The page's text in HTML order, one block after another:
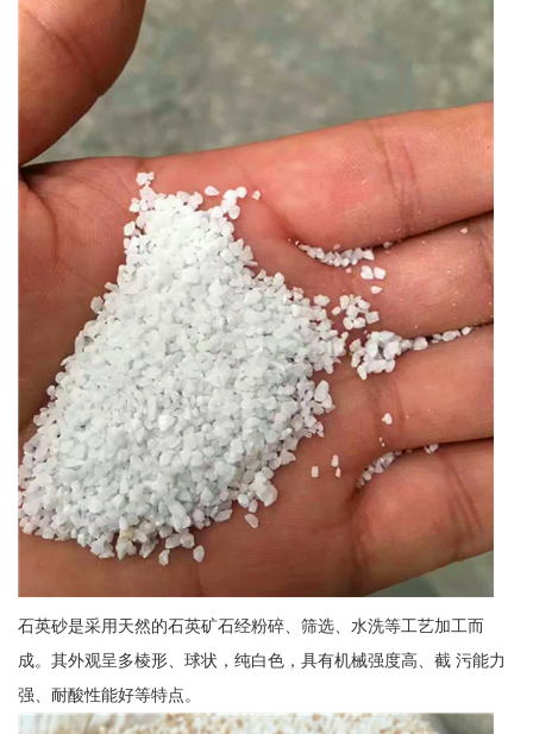
石英砂是采用天然的石英矿石经粉碎、筛选、水洗等工艺加工而
成。其外观呈多棱形、球状，纯白色，具有机械强度高、截 污能力
强、耐酸性能好等特点。